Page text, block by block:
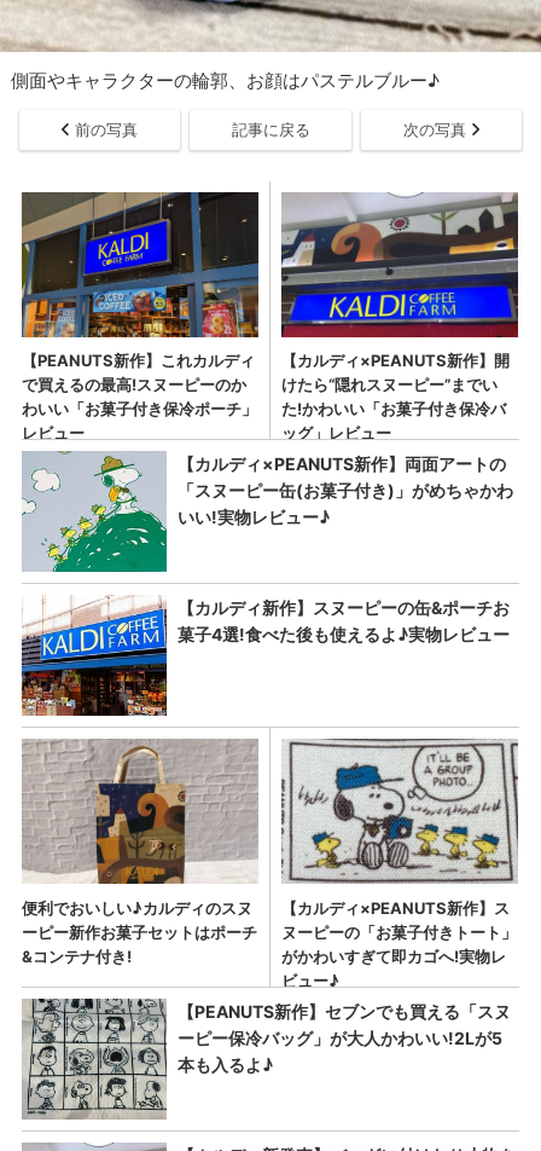
側面やキャラクターの輪郭、お顔はパステルブルー♪
前の写真 記事に戻る 次の写真